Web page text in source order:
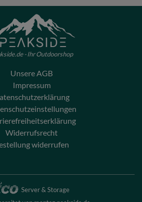
- Ihr Outdoorshop
Unsere AGB
Impressum
Widerrufsrecht
widerrufen
Server & Storage